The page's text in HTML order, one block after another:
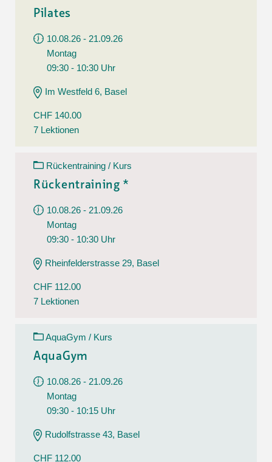
Pilates
10.08.26 - 21.09.26
Montag
09:30 - 10:30 Uhr
Im Westfeld 6, Basel
CHF 140.00
7 Lektionen
Rückentraining / Kurs
Rückentraining *
10.08.26 - 21.09.26
Montag
09:30 - 10:30 Uhr
Rheinfelderstrasse 29, Basel
CHF 112.00
7 Lektionen
AquaGym / Kurs
AquaGym
10.08.26 - 21.09.26
Montag
09:30 - 10:15 Uhr
Rudolfstrasse 43, Basel
CHF 112.00